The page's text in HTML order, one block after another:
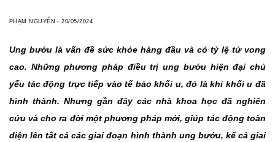
PHẠM NGUYỄN -20/05/2024
Ung bướu là vấn đề sức khỏe hàng đầu và có tỷ lệ tử vong
cao. Những phương pháp điều trị ung bướu hiện đại chủ
yếu tác động trực tiếp vào tế bào khối u, đó là khi khối u đã
hình thành. Nhưng gần đây các nhà khoa học đã nghiên
cứu và cho ra đời một phương pháp mới, giúp tác động toàn
diện lên tất cả các giai đoạn hình thành ung bướu, kể cả giai